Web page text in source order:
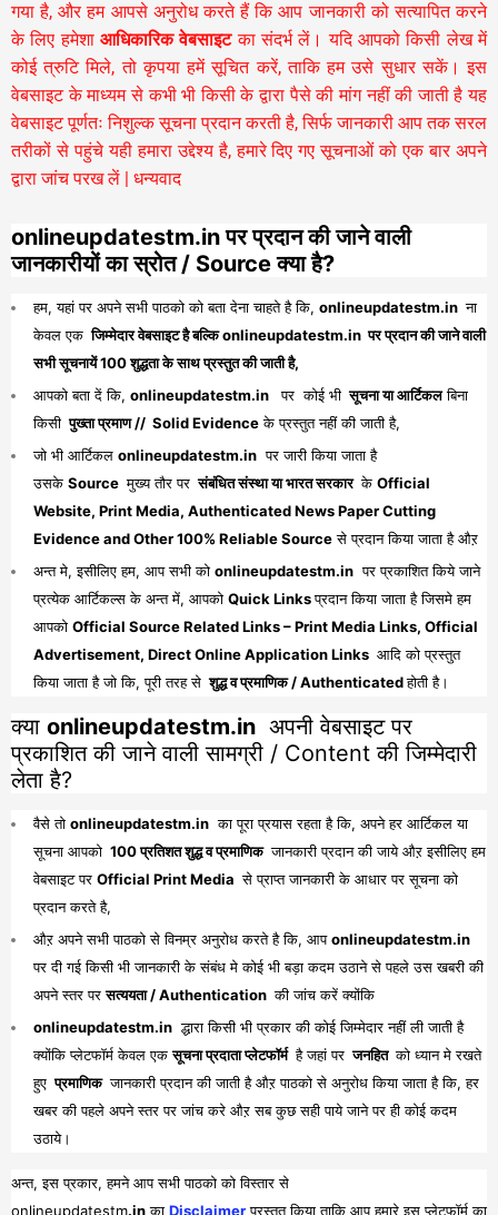
गया है, और हम आपसे अनुरोध करते हैं कि आप जानकारी को सत्यापित करने
के लिए हमेशा आधिकारिक वेबसाइटका संदर्भ लें। यदि आपको किसी लेख में
कोई त्रुटि मिले, तो कृपया हमें सूचित करें, ताकि हम उसे सुधार सकें। इस
वेबसाइट के माध्यम से कभी भी किसी के द्वारा पैसे की मांग नहीं की जाती है यह
वेबसाइट पूर्णतः निशुल्क सूचना प्रदान करती है,सिर्फ जानकारी आप तक सरल
तरीकों से पहुंचे यही हमारा उद्देश्य है, हमारे दिए गए सूचनाओं को एक बार अपने
द्वारा जांच परख लें | धन्यवाद
onlineupdatestm.in पर प्रदान की जाने वाली
जानकारीयों का स्रोत / Source क्या है?
हम, यहां पर अपने सभी पाठको को बता देना चाहते है कि, onlineupdatestm.in ना
केवल एक जिम्मेदार वेबसाइट है बल्कि onlineupdatestm.in पर प्रदान की जाने वाली
सभी सूचनायें 100 शुद्धता के साथ प्रस्तुत की जाती है,
आपको बता दें कि, onlineupdatestm.in पर कोई भी सूचना या आर्टिकलबिना
किसी पुख्ता प्रमाण // Solid Evidenceके प्रस्तुत नहीं की जाती है,
जो भी आर्टिकल onlineupdatestm.in पर जारी किया जाता है
उसके Source मुख्य तौर पर संबंधित संस्था या भारत सरकार के Official
Website, Print Media, Authenticated News Paper Cutting
Evidence and Other 100% Reliable Sourceसे प्रदान किया जाता है औऱ
अन्त मे, इसीलिए हम, आप सभी को onlineupdatestm.in पर प्रकाशित किये जाने
प्रत्येक आर्टिकल्स के अन्त में, आपको Quick Linksप्रदान किया जाता है जिसमे हम
आपको Official Source Related Links – Print Media Links, Official
Advertisement, Direct Online Application Links आदि को प्रस्तुत
किया जाता है जो कि, पूरी तरह से शुद्ध व प्रमाणिक / Authenticatedहोती है।
क्या onlineupdatestm.in अपनी वेबसाइट पर
प्रकाशित की जाने वाली सामग्री / Content की जिम्मेदारी
लेता है?
वैसे तो onlineupdatestm.in का पूरा प्रयास रहता है कि, अपने हर आर्टिकल या
सूचना आपको 100 प्रतिशत शुद्ध व प्रमाणिक जानकारी प्रदान की जाये औऱ इसीलिए हम
वेबसाइट पर Official Print Media से प्राप्त जानकारी के आधार पर सूचना को
प्रदान करते है,
औऱ अपने सभी पाठको से विनम्र अनुरोध करते है कि, आपonlineupdatestm.in
पर दी गई किसी भी जानकारी के संबंध मे कोई भी बड़ा कदम उठाने से पहले उस खबरी की
अपने स्तर परसत्ययता / Authentication की जांच करें क्योंकि
onlineupdatestm.in द्धारा किसी भी प्रकार की कोई जिम्मेदार नहीं ली जाती है
क्योंकि प्लेटफॉर्म केवल एकसूचना प्रदाता प्लेटफॉर्म है जहां पर जनहित को ध्यान मे रखते
हुए प्रमाणिक जानकारी प्रदान की जाती है औऱ पाठको से अनुरोध किया जाता है कि, हर
खबर की पहले अपने स्तर पर जांच करे औऱ सब कुछ सही पाये जाने पर ही कोई कदम
उठाये।
अन्त, इस प्रकार, हमने आप सभी पाठको को विस्तार से
onlineupdatestm.inका Disclaimerप्रस्तुत किया ताकि आप हमारे इस प्लेटफॉर्म का